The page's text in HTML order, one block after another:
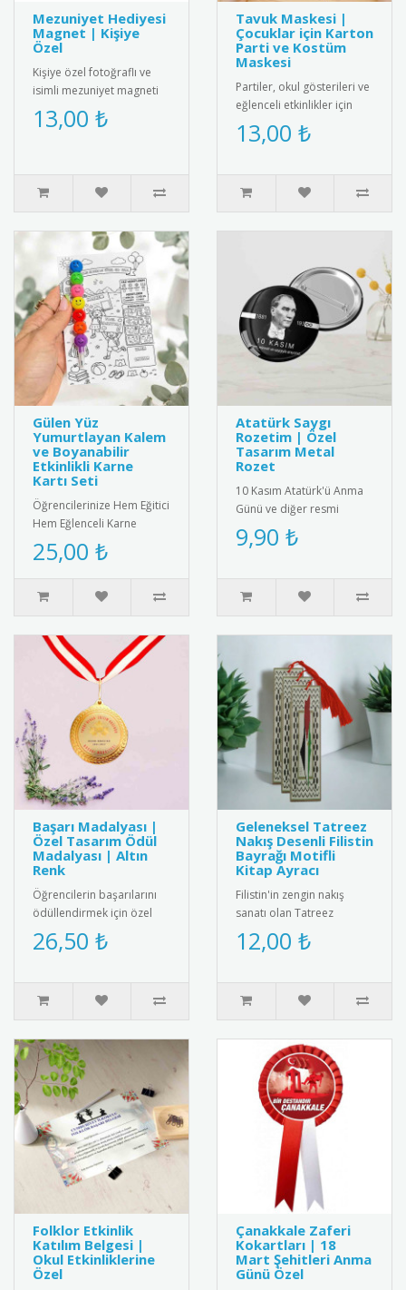
Mezuniyet Hediyesi
Magnet | Kişiye
Özel
Kişiye özel fotoğraflı ve
isimli mezuniyet magneti
ile mezuniyet anını anlamlı
bir hediyeyle ölümsüz..
13,00 ₺
Tavuk Maskesi |
Çocuklar için Karton
Parti ve Kostüm
Maskesi
Partiler, okul gösterileri ve
eğlenceli etkinlikler için
tasarlanmış sevimli tavuk
maskesi! Çocuklar..
13,00 ₺
Gülen Yüz
Yumurtlayan Kalem
ve Boyanabilir
Etkinlikli Karne
Kartı Seti
Öğrencilerinize Hem Eğitici
Hem Eğlenceli Karne
Hediyesi: Gülen Yüz
Yumurtlayan Kalem ve
İnteraktif ..
25,00 ₺
Atatürk Saygı
Rozetim | Özel
Tasarım Metal
Rozet
10 Kasım Atatürk'ü Anma
Günü ve diğer resmi
törenler için özel olarak
tasarlanmış metal saygı
9,90 ₺
Başarı Madalyası |
Özel Tasarım Ödül
Madalyası | Altın
Renk
Öğrencilerin başarılarını
ödüllendirmek için özel
tasarım altın renkli başarı
madalyası. Kaliteli me..
26,50 ₺
Geleneksel Tatreez
Nakış Desenli Filistin
Bayrağı Motifli
Kitap Ayracı
Filistin'in zengin nakış
sanatı olan Tatreez
motiflerinin ve ulusal
kimliğin sembolü Filistin
12,00 ₺
Folklor Etkinlik
Katılım Belgesi |
Okul Etkinliklerine
Özel
Çanakkale Zaferi
Kokartları | 18
Mart Şehitleri Anma
Günü Özel